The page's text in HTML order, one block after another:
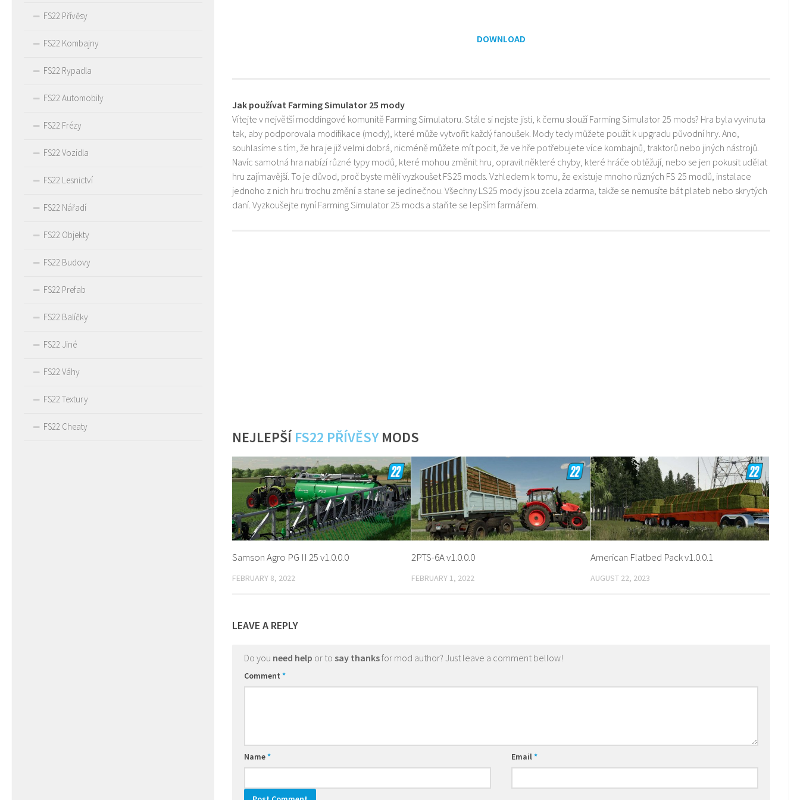
DOWNLOAD
Jak používat Farming Simulator 25 mody
Vítejte v největší moddingové komunitě Farming Simulatoru. Stále si nejste jisti, k čemu slouží Farming Simulator 25 mods? Hra byla vyvinuta
tak, aby podporovala modifikace (mody), které může vytvořit každý fanoušek. Mody tedy můžete použít k upgradu původní hry. Ano,
souhlasíme s tím, že hra je již velmi dobrá, nicméně můžete mít pocit, že ve hře potřebujete více kombajnů, traktorů nebo jiných nástrojů.
Navíc samotná hra nabízí různé typy modů, které mohou změnit hru, opravit některé chyby, které hráče obtěžují, nebo se jen pokusit udělat
hru zajímavější. To je důvod, proč byste měli vyzkoušet FS25 mods. Vzhledem k tomu, že existuje mnoho různých FS 25 modů, instalace
jednoho z nich hru trochu změní a stane se jedinečnou. Všechny LS25 mody jsou zcela zdarma, takže se nemusíte bát plateb nebo skrytých
daní. Vyzkoušejte nyní Farming Simulator 25 mods a staňte se lepším farmářem.
NEJLEPŠÍ FS22 PŘÍVĚSYMODS
Samson Agro PG II 25 v1.0.0.0
FEBRUARY 8, 2022
2PTS-6A v1.0.0.0
FEBRUARY 1, 2022
American Flatbed Pack v1.0.0.1
AUGUST 22, 2023
LEAVE A REPLY
Do you need help or to say thanksfor mod author? Just leave a comment bellow!
Comment *
Name* Email*
FS22 Přívěsy
FS22 Kombajny
FS22 Rypadla
FS22 Automobily
FS22 Frézy
FS22 Vozidla
FS22 Lesnictví
FS22 Nářadí
FS22 Objekty
FS22 Budovy
FS22 Prefab
FS22 Balíčky
FS22 Jiné
FS22 Váhy
FS22 Textury
FS22 Cheaty